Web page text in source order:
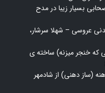
بسیار زیبا در مدح
به یادماندنی عروسی – شهلا سرشار،
که خنجر میزنه) ساخته ی
(ساز دهنی) از شادمهر